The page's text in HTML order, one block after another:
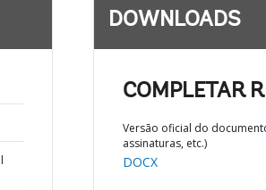
DOWNLOADS
COMPLETAR
Versão oficial do
assinaturas, etc.)
DOCX